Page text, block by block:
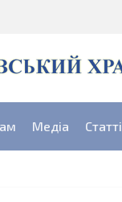
Медіа Статті